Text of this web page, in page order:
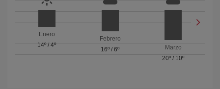
Enero
14º/4º
Febrero
16º / 6º
Marzo
20º / 10º